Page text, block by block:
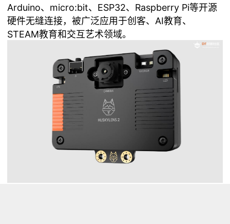
Arduino、micro:bit、ESP32、Raspberry Pi等开源
硬件无缝连接，被广泛应用于创客、AI教育、
STEAM教育和交互艺术领域。